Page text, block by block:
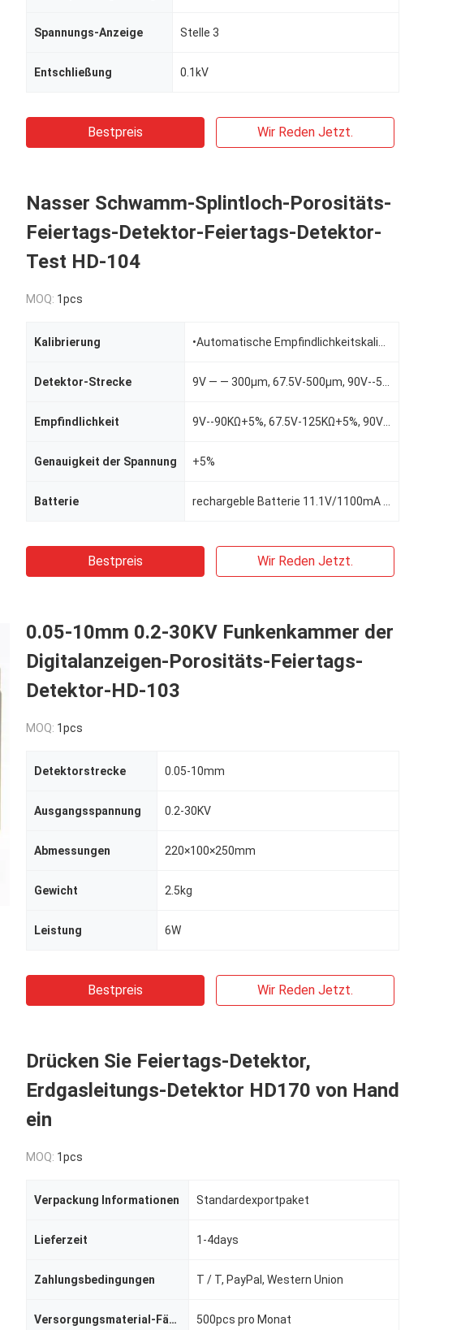
Spannungs-Anzeige Stelle 3
Entschließung 0.1kV
Bestpreis Wir Reden Jetzt.
Nasser Schwamm-Splintloch-Porositäts-
Feiertags-Detektor-Feiertags-Detektor-
Test HD-104
MOQ: 1pcs
Kalibrierung
Detektor-Strecke
Empfindlichkeit
Genauigkeit der Spannung +5%
Batterie
Bestpreis Wir Reden Jetzt.
0.05-10mm 0.2-30KV Funkenkammer der
Digitalanzeigen-Porositäts-Feiertags-
Detektor-HD-103
MOQ: 1pcs
Detektorstrecke 0.05-10mm
Ausgangsspannung 0.2-30KV
Abmessungen 220×100×250mm
Gewicht 2.5kg
Leistung 6W
Bestpreis Wir Reden Jetzt.
Drücken Sie Feiertags-Detektor,
Erdgasleitungs-Detektor HD170 von Hand
ein
MOQ: 1pcs
Verpackung Informationen Standardexportpaket
Lieferzeit 1-4days
Zahlungsbedingungen T / T, PayPal, Western Union
Versorgungsmaterial-Fähigkeit 500pcs pro Monat